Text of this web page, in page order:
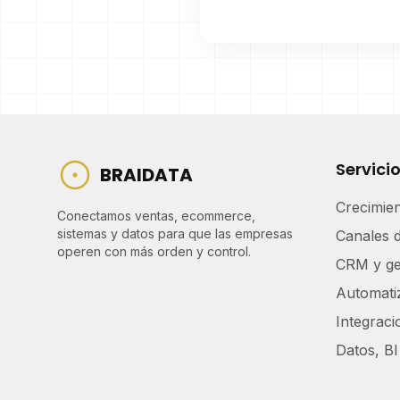
BRAIDATA
Conectamos ventas, ecommerce,
sistemas y datos para que las empresas
operen con más orden y control.
Canales
CRM y
Datos,